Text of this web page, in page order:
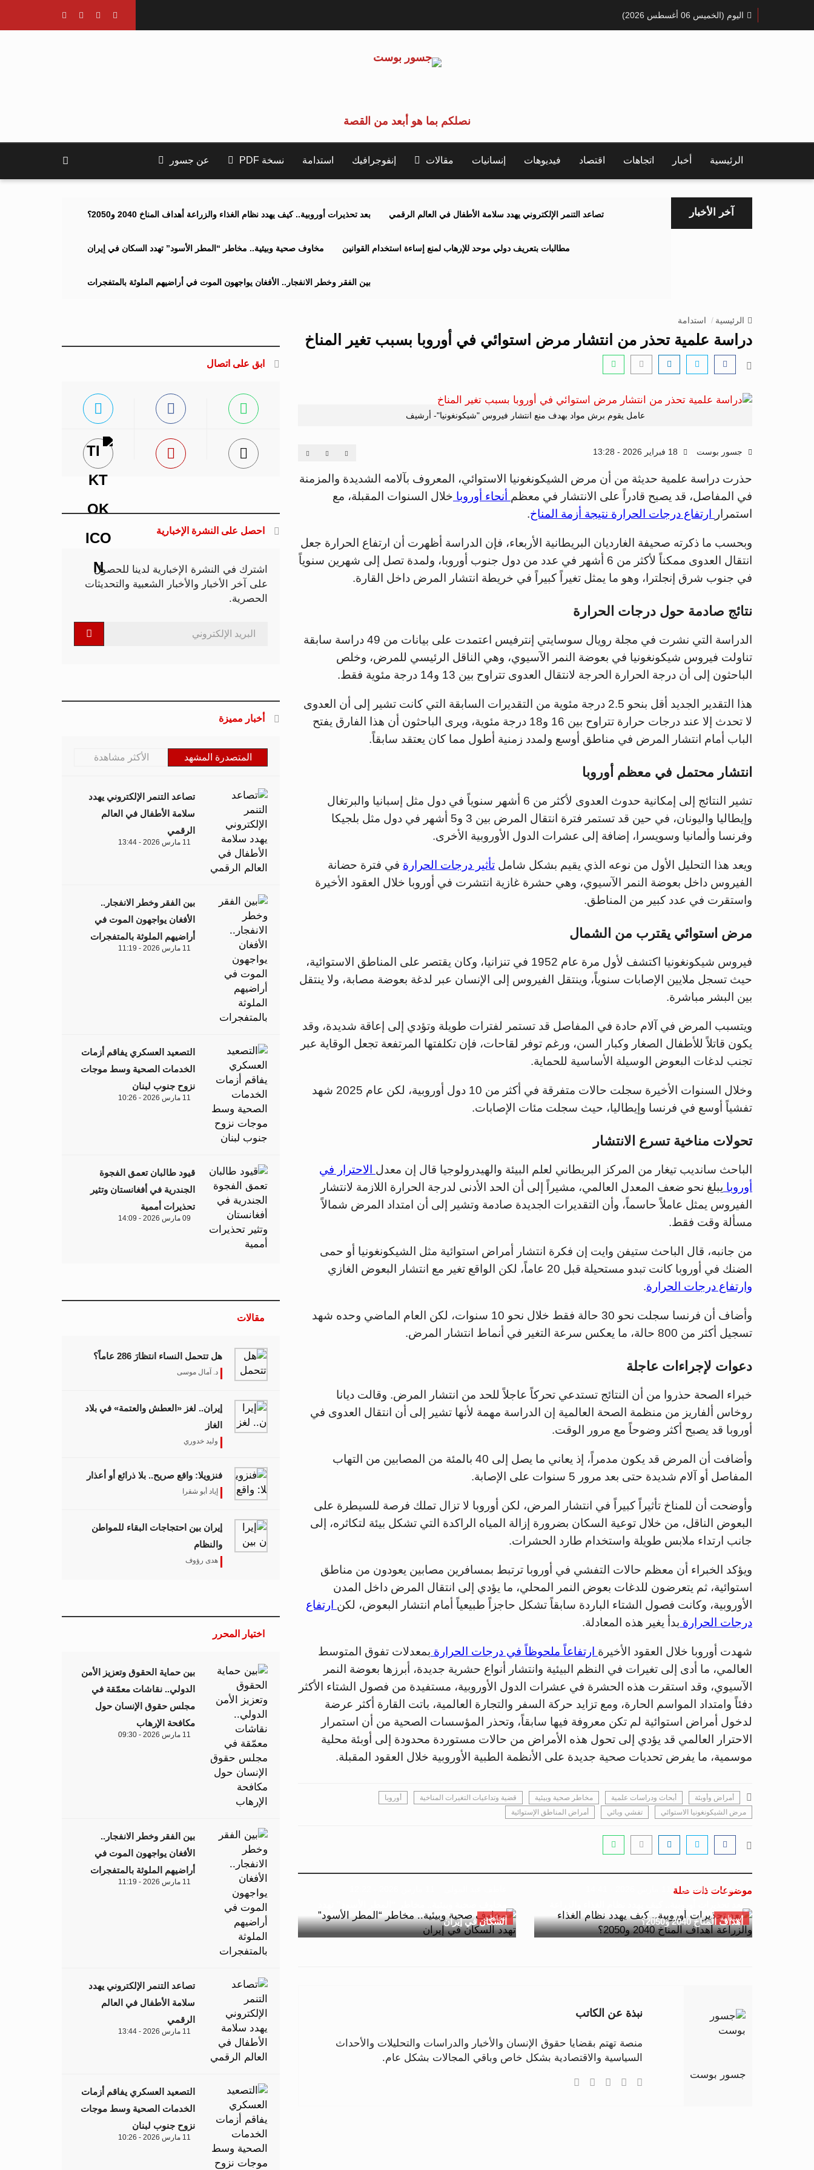
اليوم (الخميس 06 أغسطس 2026)
نصلكم بما هو أبعد من القصة
الرئيسية أخبار اتجاهات اقتصاد فيديوهات إنسانيات مقالات إنفوجرافيك استدامة نسخة PDF عن جسور
آخر الأخبار بعد تحذيرات أوروبية.. كيف يهدد نظام الغذاء والزراعة أهداف المناخ 2040 و2050؟ تصاعد التنمر الإلكتروني يهدد سلامة الأطفال في العالم الرقمي
مخاوف صحية وبيئية.. مخاطر “المطر الأسود” تهدد السكان في إيران مطالبات بتعريف دولي موحد للإرهاب لمنع إساءة استخدام القوانين
بين الفقر وخطر الانفجار.. الأفغان يواجهون الموت في أراضيهم الملوثة بالمتفجرات
الرئيسية استدامة
دراسة علمية تحذر من انتشار مرض استوائي في أوروبا بسبب تغير المناخ
عامل يقوم برش مواد بهدف منع انتشار فيروس "شيكونغونيا"- أرشيف
جسور بوست
حذرت دراسة علمية حديثة من أن مرض الشيكونغونيا الاستوائي، المعروف بآلامه الشديدة والمزمنة
في المفاصل، قد يصبح قادراً على الانتشار في معظم أنحاء أوروبا خلال السنوات المقبلة، مع
استمرار ارتفاع درجات الحرارة نتيجة أزمة المناخ.
وبحسب ما ذكرته صحيفة الغارديان البريطانية الأربعاء، فإن الدراسة أظهرت أن ارتفاع الحرارة جعل
انتقال العدوى ممكناً لأكثر من 6 أشهر في عدد من دول جنوب أوروبا، ولمدة تصل إلى شهرين سنوياً
في جنوب شرق إنجلترا، وهو ما يمثل تغيراً كبيراً في خريطة انتشار المرض داخل القارة.
نتائج صادمة حول درجات الحرارة
الدراسة التي نشرت في مجلة رويال سوسايتي إنترفيس اعتمدت على بيانات من 49 دراسة سابقة
تناولت فيروس شيكونغونيا في بعوضة النمر الآسيوي، وهي الناقل الرئيسي للمرض، وخلص
الباحثون إلى أن درجة الحرارة الحرجة لانتقال العدوى تتراوح بين 13 و14 درجة مئوية فقط.
هذا التقدير الجديد أقل بنحو 2.5 درجة مئوية من التقديرات السابقة التي كانت تشير إلى أن العدوى
لا تحدث إلا عند درجات حرارة تتراوح بين 16 و18 درجة مئوية، ويرى الباحثون أن هذا الفارق يفتح
الباب أمام انتشار المرض في مناطق أوسع ولمدد زمنية أطول مما كان يعتقد سابقاً.
انتشار محتمل في معظم أوروبا
تشير النتائج إلى إمكانية حدوث العدوى لأكثر من 6 أشهر سنوياً في دول مثل إسبانيا والبرتغال
وإيطاليا واليونان، في حين قد تستمر فترة انتقال المرض بين 3 و5 أشهر في دول مثل بلجيكا
وفرنسا وألمانيا وسويسرا، إضافة إلى عشرات الدول الأوروبية الأخرى.
ويعد هذا التحليل الأول من نوعه الذي يقيم بشكل شامل تأثير درجات الحرارة في فترة حضانة
الفيروس داخل بعوضة النمر الآسيوي، وهي حشرة غازية انتشرت في أوروبا خلال العقود الأخيرة
واستقرت في عدد كبير من المناطق.
مرض استوائي يقترب من الشمال
فيروس شيكونغونيا اكتشف لأول مرة عام 1952 في تنزانيا، وكان يقتصر على المناطق الاستوائية،
حيث تسجل ملايين الإصابات سنوياً، وينتقل الفيروس إلى الإنسان عبر لدغة بعوضة مصابة، ولا ينتقل
بين البشر مباشرة.
ويتسبب المرض في آلام حادة في المفاصل قد تستمر لفترات طويلة وتؤدي إلى إعاقة شديدة، وقد
يكون قاتلاً للأطفال الصغار وكبار السن، ورغم توفر لقاحات، فإن تكلفتها المرتفعة تجعل الوقاية عبر
تجنب لدغات البعوض الوسيلة الأساسية للحماية.
وخلال السنوات الأخيرة سجلت حالات متفرقة في أكثر من 10 دول أوروبية، لكن عام 2025 شهد
تفشياً أوسع في فرنسا وإيطاليا، حيث سجلت مئات الإصابات.
تحولات مناخية تسرع الانتشار
الباحث سانديب تيغار من المركز البريطاني لعلم البيئة والهيدرولوجيا قال إن معدل الاحترار في
أوروبا يبلغ نحو ضعف المعدل العالمي، مشيراً إلى أن الحد الأدنى لدرجة الحرارة اللازمة لانتشار
الفيروس يمثل عاملاً حاسماً، وأن التقديرات الجديدة صادمة وتشير إلى أن امتداد المرض شمالاً
مسألة وقت فقط.
من جانبه، قال الباحث ستيفن وايت إن فكرة انتشار أمراض استوائية مثل الشيكونغونيا أو حمى
الضنك في أوروبا كانت تبدو مستحيلة قبل 20 عاماً، لكن الواقع تغير مع انتشار البعوض الغازي
وارتفاع درجات الحرارة.
وأضاف أن فرنسا سجلت نحو 30 حالة فقط خلال نحو 10 سنوات، لكن العام الماضي وحده شهد
تسجيل أكثر من 800 حالة، ما يعكس سرعة التغير في أنماط انتشار المرض.
دعوات لإجراءات عاجلة
خبراء الصحة حذروا من أن النتائج تستدعي تحركاً عاجلاً للحد من انتشار المرض. وقالت ديانا
روخاس ألفاريز من منظمة الصحة العالمية إن الدراسة مهمة لأنها تشير إلى أن انتقال العدوى في
أوروبا قد يصبح أكثر وضوحاً مع مرور الوقت.
وأضافت أن المرض قد يكون مدمراً، إذ يعاني ما يصل إلى 40 بالمئة من المصابين من التهاب
المفاصل أو آلام شديدة حتى بعد مرور 5 سنوات على الإصابة.
وأوضحت أن للمناخ تأثيراً كبيراً في انتشار المرض، لكن أوروبا لا تزال تملك فرصة للسيطرة على
البعوض الناقل، من خلال توعية السكان بضرورة إزالة المياه الراكدة التي تشكل بيئة لتكاثره، إلى
جانب ارتداء ملابس طويلة واستخدام طارد الحشرات.
ويؤكد الخبراء أن معظم حالات التفشي في أوروبا ترتبط بمسافرين مصابين يعودون من مناطق
استوائية، ثم يتعرضون للدغات بعوض النمر المحلي، ما يؤدي إلى انتقال المرض داخل المدن
الأوروبية، وكانت فصول الشتاء الباردة سابقاً تشكل حاجزاً طبيعياً أمام انتشار البعوض، لكن ارتفاع
درجات الحرارة بدأ يغير هذه المعادلة.
شهدت أوروبا خلال العقود الأخيرة ارتفاعاً ملحوظاً في درجات الحرارة بمعدلات تفوق المتوسط
العالمي، ما أدى إلى تغيرات في النظم البيئية وانتشار أنواع حشرية جديدة، أبرزها بعوضة النمر
الآسيوي، وقد استقرت هذه الحشرة في عشرات الدول الأوروبية، مستفيدة من فصول الشتاء الأكثر
دفئاً وامتداد المواسم الحارة، ومع تزايد حركة السفر والتجارة العالمية، باتت القارة أكثر عرضة
لدخول أمراض استوائية لم تكن معروفة فيها سابقاً، وتحذر المؤسسات الصحية من أن استمرار
الاحترار العالمي قد يؤدي إلى تحول هذه الأمراض من حالات مستوردة محدودة إلى أوبئة محلية
موسمية، ما يفرض تحديات صحية جديدة على الأنظمة الطبية الأوروبية خلال العقود المقبلة.
أمراض وأوبئة أبحاث ودراسات علمية مخاطر صحية وبيئية قضية وتداعيات التغيرات المناخية
أوروبا
مرض الشيكونغونيا الاستوائي
تفشي وبائي أمراض المناطق الإستوائية
موضوعات ذات صلة
استدامة
عاطف عبد المولى
أهداف المناخ 2040 و2050؟
اتجاهات
السكان في إيران
جسور بوست
نبذة عن الكاتب
منصة تهتم بقضايا حقوق الإنسان والأخبار والدراسات والتحليلات والأحداث
السياسية والاقتصادية بشكل خاص وباقي المجالات بشكل عام.
ابق على اتصال
احصل على النشرة الإخبارية
اشترك في النشرة الإخبارية لدينا للحصول
على آخر الأخبار والأخبار الشعبية والتحديثات
الحصرية.
أخبار مميزة
المتصدرة المشهد الأكثر مشاهدة
تصاعد التنمر الإلكتروني يهدد
سلامة الأطفال في العالم
الرقمي
11 مارس 2026 - 13:44
بين الفقر وخطر الانفجار..
الأفغان يواجهون الموت في
أراضيهم الملوثة بالمتفجرات
11 مارس 2026 - 11:19
التصعيد العسكري يفاقم أزمات
الخدمات الصحية وسط موجات
نزوح جنوب لبنان
11 مارس 2026 - 10:26
قيود طالبان تعمق الفجوة
الجندرية في أفغانستان وتثير
تحذيرات أممية
09 مارس 2026 - 14:09
مقالات
هل تتحمل النساء انتظارَ 286 عاماً؟
د. آمال موسى
إيران.. لغز «العطش والعتمة» في بلاد
الغاز
وليد خدوري
فنزويلا: واقع صريح.. بلا ذرائع أو أعذار
إياد أبو شقرا
إيران بين احتجاجات البقاء للمواطن
والنظام
هدى رؤوف
اختيار المحرر
بين حماية الحقوق وتعزيز الأمن
الدولي.. نقاشات معمّقة في
مجلس حقوق الإنسان حول
مكافحة الإرهاب
11 مارس 2026 - 09:30
بين الفقر وخطر الانفجار..
الأفغان يواجهون الموت في
أراضيهم الملوثة بالمتفجرات
11 مارس 2026 - 11:19
تصاعد التنمر الإلكتروني يهدد
سلامة الأطفال في العالم
الرقمي
11 مارس 2026 - 13:44
التصعيد العسكري يفاقم أزمات
الخدمات الصحية وسط موجات
نزوح جنوب لبنان
11 مارس 2026 - 10:26